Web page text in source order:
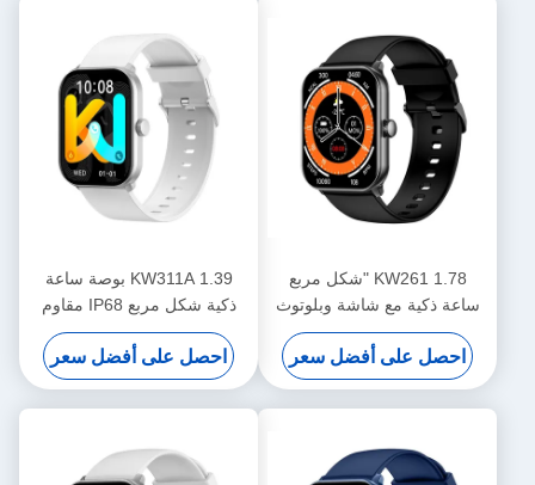
KW261 1.78 "شكل مربع
ساعة ذكية مع شاشة وبلوتوث
مكالمة ساعة ذكية
احصل على أفضل سعر
KW311A 1.39 بوصة ساعة
ذكية شكل مربع IP68 مقاوم
للماء ساعة ذكية مكالمة بلوتوث
احصل على أفضل سعر